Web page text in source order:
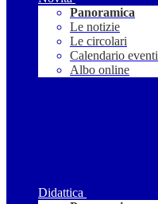
Panoramica
Le notizie
Le circolari
Calendario eventi
Albo online
Didattica